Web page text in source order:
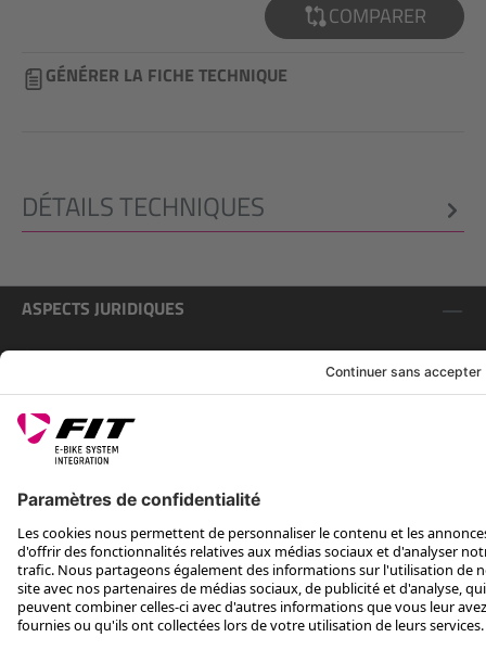
COMPARER
GÉNÉRER LA FICHE TECHNIQUE
DÉTAILS TECHNIQUES
ASPECTS JURIDIQUES
SERVICE